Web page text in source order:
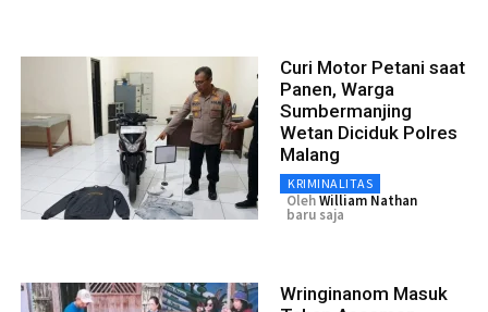
Curi Motor Petani saat
Panen, Warga
Sumbermanjing
Wetan Diciduk Polres
Malang
KRIMINALITAS
OlehWilliam Nathan
baru saja
Wringinanom Masuk